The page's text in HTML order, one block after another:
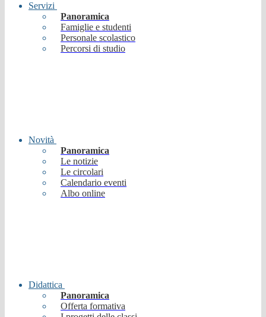
Servizi
Panoramica
Famiglie e studenti
Personale scolastico
Percorsi di studio
Novità
Panoramica
Le notizie
Le circolari
Calendario eventi
Albo online
Didattica
Panoramica
Offerta formativa